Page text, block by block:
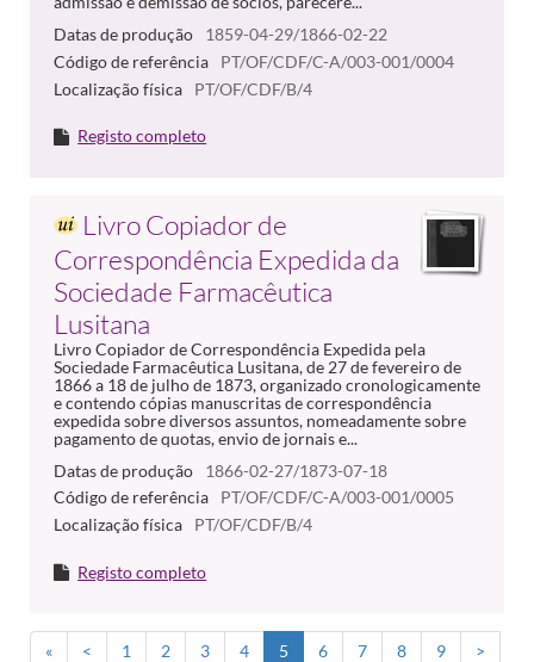
Datas de produção
1859-04-29/1866-02-22
Código de referência
PT/OF/CDF/C-A/003-001/0004
Localização física
PT/OF/CDF/B/4
Registo completo
Livro Copiador de
Correspondência Expedida da
Sociedade Farmacêutica
Lusitana
Livro Copiador de Correspondência Expedida pela
Sociedade Farmacêutica Lusitana, de 27 de fevereiro de
1866 a 18 de julho de 1873, organizado cronologicamente
e contendo cópias manuscritas de correspondência
expedida sobre diversos assuntos, nomeadamente sobre
pagamento de quotas, envio de jornais e...
Datas de produção
1866-02-27/1873-07-18
Código de referência
PT/OF/CDF/C-A/003-001/0005
Localização física
PT/OF/CDF/B/4
Registo completo
« < 1 2 3 4 5 6 7 8 9 >